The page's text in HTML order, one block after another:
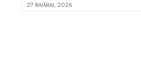
27 Ιουλίου, 2026